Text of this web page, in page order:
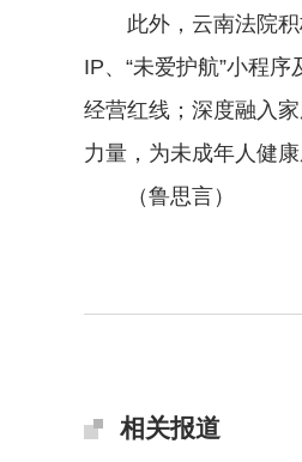
此外，云南法院积极
IP、“未爱护航”小程
经营红线；深度融入
力量，为未成年人健
（鲁思言）
相关报道